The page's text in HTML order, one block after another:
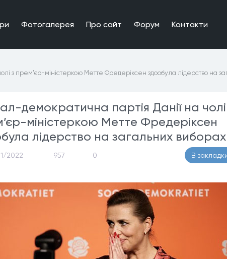
Фотогалерея Про сайт Форум Контакти
з прем’єр-міністеркою Метте Фредеріксен здообула лідерство на
демократична партія Данії на чолі
міністеркою Метте Фредеріксен
лідерство на загальних виборах
2022 957 0 В